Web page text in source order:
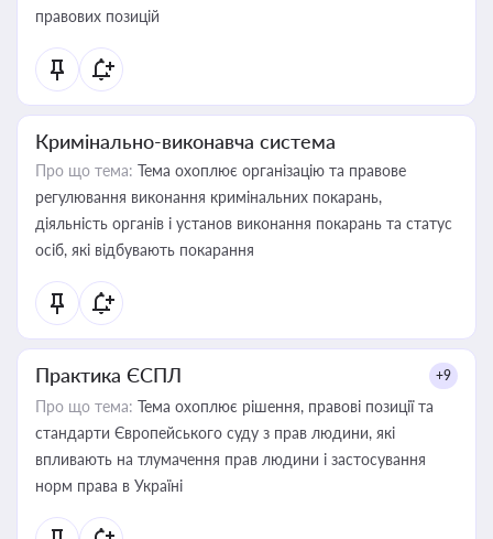
правових позицій
Кримінально-виконавча система
Про що тема: Тема охоплює організацію та правове
регулювання виконання кримінальних покарань,
діяльність органів і установ виконання покарань та статус
осіб, які відбувають покарання
Практика ЄСПЛ +9
Про що тема: Тема охоплює рішення, правові позиції та
стандарти Європейського суду з прав людини, які
впливають на тлумачення прав людини і застосування
норм права в Україні